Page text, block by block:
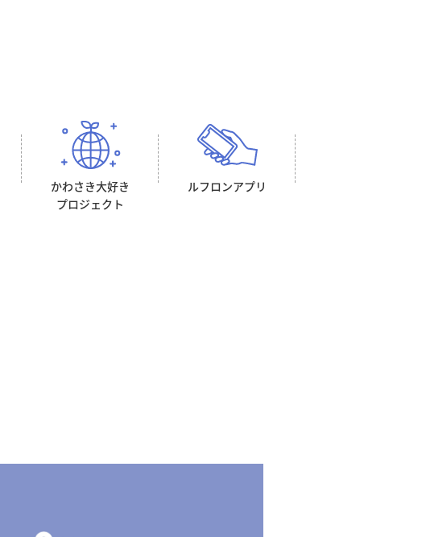
かわさき大好き
プロジェクト
ルフロンアプリ